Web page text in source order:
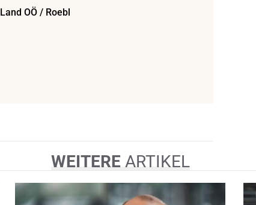
Land OÖ / Roebl
WEITEREARTIKEL